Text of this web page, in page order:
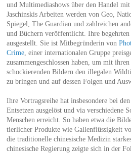
und Multimediashows über den Handel
Jaschinskis Arbeiten werden von Geo,
Spiegel, The Guardian und zahlreichen
und Büchern veröffentlicht. Ihre
ausgestellt. Sie ist Mitbegründerin von
Crime, einer internationalen Gruppe
zusammengeschlossen haben, um mit
schockierenden Bildern den illegalen
zu bringen und auf dessen Folgen und
Ihre Vortragsreihe hat insbesondere bei
Entsetzen ausgelöst und via verschiedene
Menschen erreicht. So haben etwa die
tierlicher Produkte wie Gallenflüssigkeit
die traditionelle chinesische Medizin
chinesische Regierung zeigte sich in der